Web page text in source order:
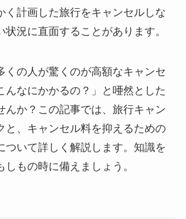
く計画した旅行をキャンセルしな
状況に直面することがあります。
くの人が驚くのが高額なキャンセ
んなにかかるの？」と唖然とした
んか？この記事では、旅行キャン
と、キャンセル料を抑えるための
ついて詳しく解説します。知識を
しもの時に備えましょう。